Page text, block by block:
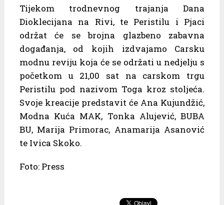
Tijekom trodnevnog trajanja Dana
Dioklecijana na Rivi, te Peristilu i Pjaci
održat će se brojna glazbeno zabavna
događanja, od kojih izdvajamo Carsku
modnu reviju koja će se održati u nedjelju s
početkom u 21,00 sat na carskom trgu
Peristilu pod nazivom Toga kroz stoljeća.
Svoje kreacije predstavit će Ana Kujundžić,
Modna Kuća MAK, Tonka Alujević, BUBA
BU, Marija Primorac, Anamarija Asanović
te Ivica Skoko.
Foto: Press